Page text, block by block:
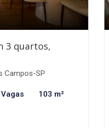
3 quartos,
Campos-SP
Vagas 103 m²